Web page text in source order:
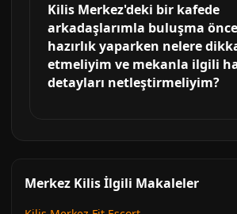
Kilis Merkez'deki bir kafede
arkadaşlarımla buluşma
hazırlık yaparken nelere
etmeliyim ve mekanla ilgili
detayları netleştirmeliyim?
Merkez Kilis İlgili Makaleler